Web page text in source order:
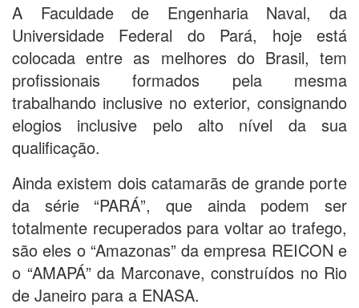
A Faculdade de Engenharia Naval, da
Universidade Federal do Pará, hoje está
colocada entre as melhores do Brasil, tem
profissionais formados pela mesma
trabalhando inclusive no exterior, consignando
elogios inclusive pelo alto nível da sua
qualificação.
Ainda existem dois catamarãs de grande porte
da série “PARÁ”, que ainda podem ser
totalmente recuperados para voltar ao trafego,
são eles o “Amazonas” da empresa REICON e
o “AMAPÁ” da Marconave, construídos no Rio
de Janeiro para a ENASA.